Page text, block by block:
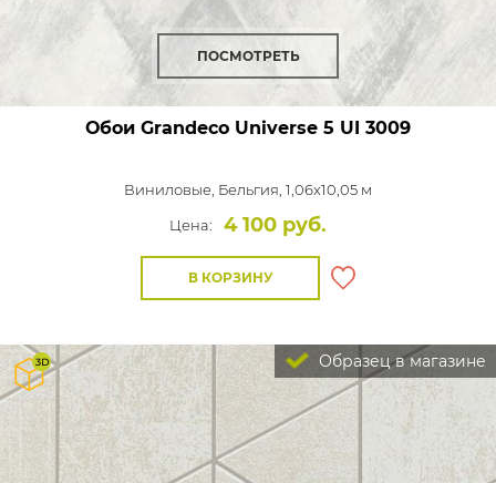
ПОСМОТРЕТЬ
Обои Grandeco Universe 5 UI 3009
Виниловые, Бельгия, 1,06x10,05 м
Цена:
4 100 руб.
В КОРЗИНУ
Образец в магазине